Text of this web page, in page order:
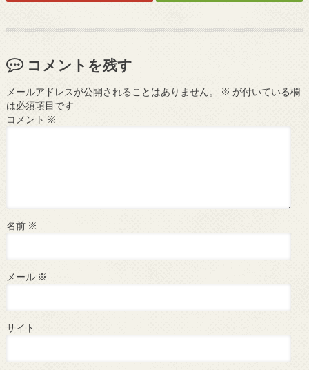
コメントを残す
メールアドレスが公開されることはありません。 ※ が付いている欄
は必須項目です
コメント ※
名前 ※
メール ※
サイト